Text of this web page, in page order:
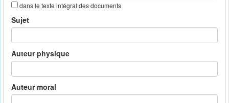
dans le texte intégral des documents
Sujet
Auteur physique
Auteur moral